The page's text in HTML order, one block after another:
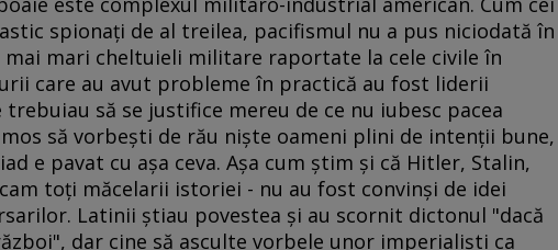
spionaţi de al treilea, pacifismul nu a pus niciodată în
mai mari cheltuieli militare raportate la cele civile în
care au avut probleme în practică au fost liderii
să se justifice mereu de ce nu iubesc pacea
să vorbeşti de rău nişte oameni plini de intenţii bune,
e pavat cu aşa ceva. Aşa cum ştim şi că Hitler, Stalin,
toţi măcelarii istoriei - nu au fost convinşi de idei
Latinii ştiau povestea şi au scornit dictonul "dacă
dar cine să asculte vorbele unor imperialişti ca